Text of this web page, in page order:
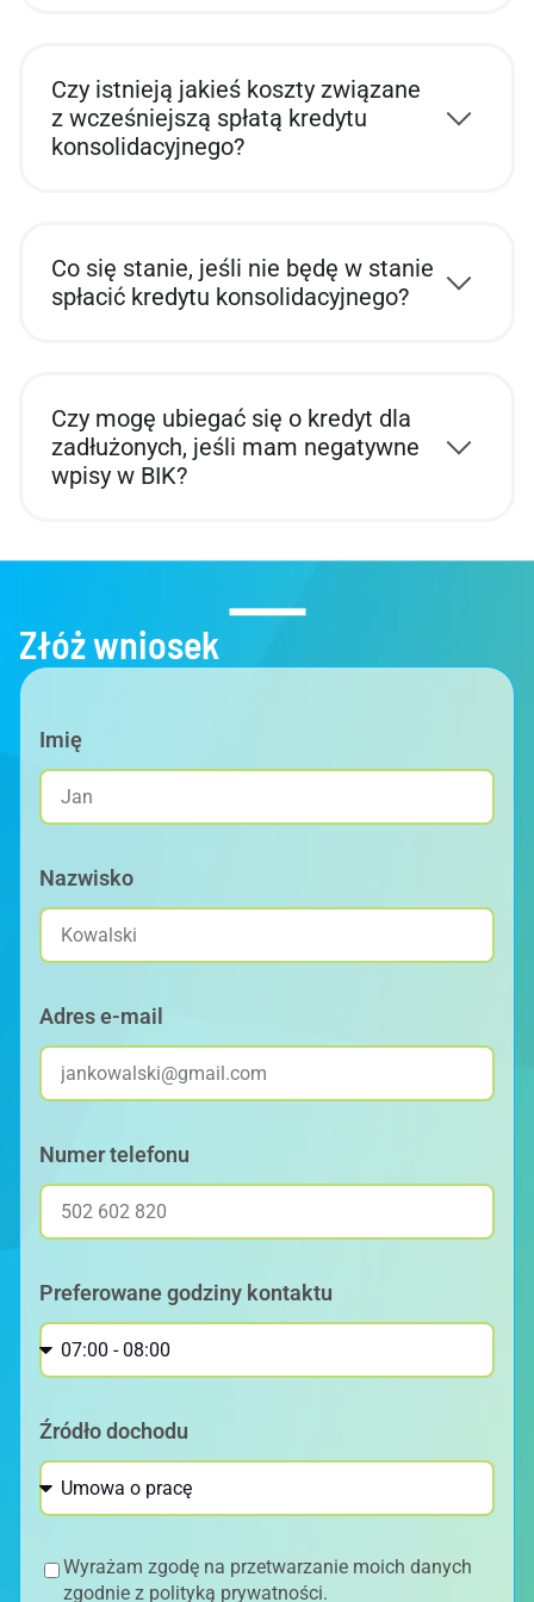
Czy istnieją jakieś koszty związane
z wcześniejszą spłatą kredytu
konsolidacyjnego?
Co się stanie, jeśli nie będę w stanie
spłacić kredytu konsolidacyjnego?
Czy mogę ubiegać się o kredyt dla
zadłużonych, jeśli mam negatywne
wpisy w BIK?
Złóż wniosek
Imię
Nazwisko
Adres e-mail
Numer telefonu
Preferowane godziny kontaktu
Źródło dochodu
Wyrażam zgodę na przetwarzanie moich danych
zgodnie z polityką prywatności.